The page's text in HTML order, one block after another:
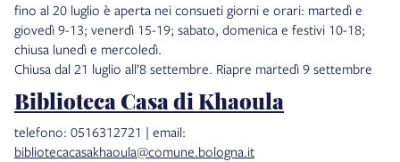
fino al 20 luglio è aperta nei consueti giorni e orari: martedì e
giovedì 9-13; venerdì 15-19; sabato, domenica e festivi 10-18;
chiusa lunedì e mercoledì.
Chiusa dal 21 luglio all’8 settembre. Riapre martedì 9 settembre
Biblioteca Casa di Khaoula
telefono: 0516312721 | email:
bibliotecacasakhaoula@comune.bologna.it